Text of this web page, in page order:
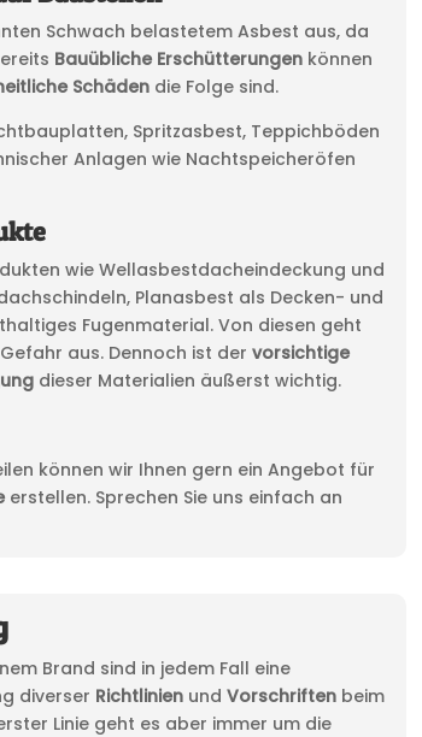
Schwach belastetem Asbest aus, da
Bauübliche Erschütterungen können
Schäden die Folge sind.
Spritzasbest, Teppichböden
Anlagen wie Nachtspeicheröfen
wie Wellasbestdacheindeckung und
Planasbest als Decken- und
Fugenmaterial. Von diesen geht
aus. Dennoch ist dervorsichtige
dieser Materialien äußerst wichtig.
können wir Ihnen gern ein Angebot für
erstellen. Sprechen Sie uns einfach an
Brand sind in jedem Fall eine
diverser Richtlinien undVorschriften beim
Linie geht es aber immer um die